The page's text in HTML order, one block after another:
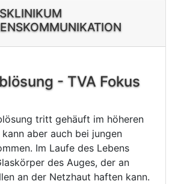
e
o
- TVA Fokus
tritt gehäuft im höheren
aber auch bei jungen
Im Laufe des Lebens
des Auges, der an
an der Netzhaut haften kann.